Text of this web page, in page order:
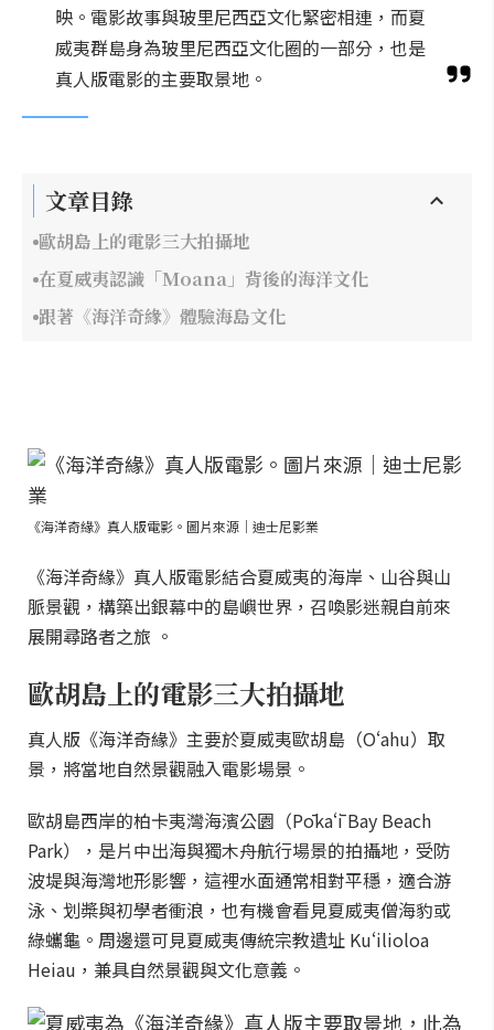
映。電影故事與玻里尼西亞文化緊密相連，而夏
威夷群島身為玻里尼西亞文化圈的一部分，也是
真人版電影的主要取景地。
文章目錄
歐胡島上的電影三大拍攝地
在夏威夷認識「Moana」背後的海洋文化
跟著《海洋奇緣》體驗海島文化
《海洋奇緣》真人版電影。圖片來源｜迪士尼影業
《海洋奇緣》真人版電影結合夏威夷的海岸、山谷與山
脈景觀，構築出銀幕中的島嶼世界，召喚影迷親自前來
展開尋路者之旅 。
歐胡島上的電影三大拍攝地
真人版《海洋奇緣》主要於夏威夷歐胡島（Oʻahu）取
景，將當地自然景觀融入電影場景。
歐胡島西岸的柏卡夷灣海濱公園（Pōkaʻī Bay Beach
Park），是片中出海與獨木舟航行場景的拍攝地，受防
波堤與海灣地形影響，這裡水面通常相對平穩，適合游
泳、划槳與初學者衝浪，也有機會看見夏威夷僧海豹或
綠蠵龜。周邊還可見夏威夷傳統宗教遺址 Kuʻilioloa
Heiau，兼具自然景觀與文化意義。